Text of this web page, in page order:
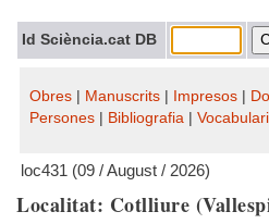
Id Sciència.cat DB
Obres Manuscrits Impresos
Persones
Bibliografia Vocabulari
loc431 (09 / August / 2026)
Localitat: Cotlliure